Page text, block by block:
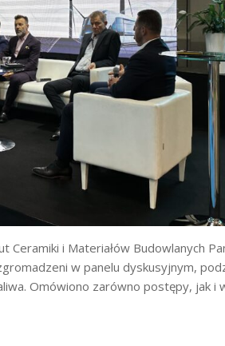
i Materiałów Budowlanych
w panelu dyskusyjnym,
Omówiono zarówno postępy, jak i